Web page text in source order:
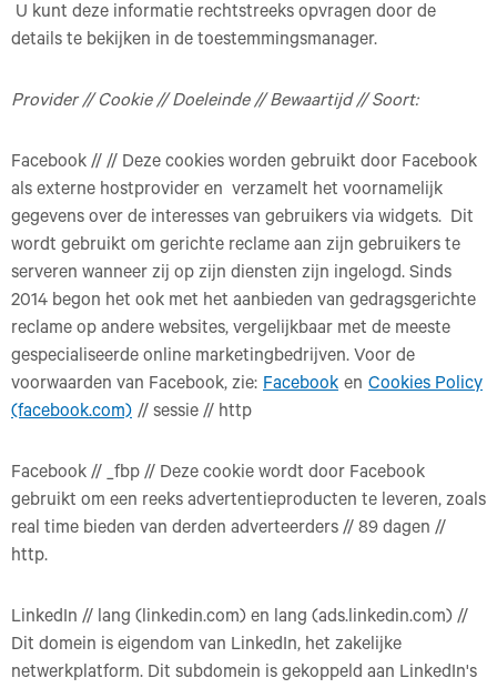
U kunt deze informatie rechtstreeks opvragen door de
details te bekijken in de toestemmingsmanager.
Provider // Cookie // Doeleinde // Bewaartijd // Soort:
Facebook // // Deze cookies worden gebruikt door Facebook
als externe hostprovider en verzamelt het voornamelijk
gegevens over de interesses van gebruikers via widgets. Dit
wordt gebruikt om gerichte reclame aan zijn gebruikers te
serveren wanneer zij op zijn diensten zijn ingelogd. Sinds
2014 begon het ook met het aanbieden van gedragsgerichte
reclame op andere websites, vergelijkbaar met de meeste
gespecialiseerde online marketingbedrijven. Voor de
voorwaarden van Facebook, zie: Facebook en Cookies Policy
(facebook.com) // sessie // http
Facebook // _fbp // Deze cookie wordt door Facebook
gebruikt om een reeks advertentieproducten te leveren, zoals
real time bieden van derden adverteerders // 89 dagen //
http.
LinkedIn // lang (linkedin.com) en lang (ads.linkedin.com) //
Dit domein is eigendom van LinkedIn, het zakelijke
netwerkplatform. Dit subdomein is gekoppeld aan LinkedIn's